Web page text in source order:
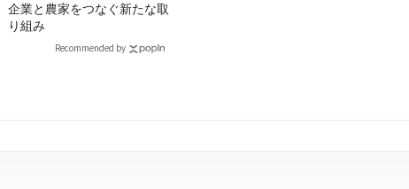
企業と農家をつなぐ新たな取
り組み
Recommended by